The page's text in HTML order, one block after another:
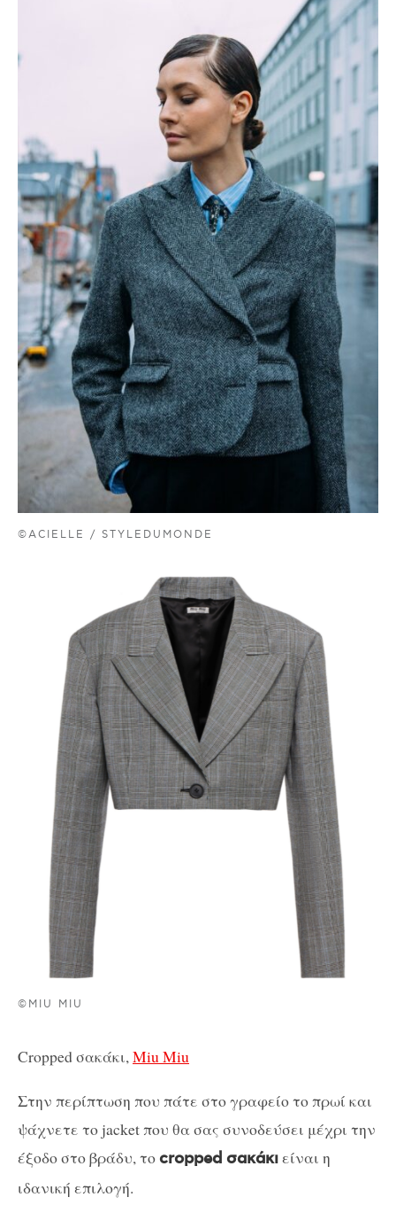
©ACIELLE / STYLEDUMONDE
©MIU MIU
Cropped σακάκι,Miu Miu
Στην περίπτωση που πάτε στο γραφείο το πρωί και
ψάχνετε το jacket που θα σας συνοδεύσει μέχρι την
έξοδο στο βράδυ, τοcropped σακάκιείναι η
ιδανική επιλογή.